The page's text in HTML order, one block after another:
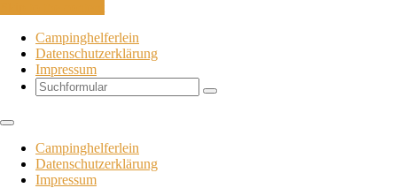
Campinghelferlein
Datenschutzerklärung
Impressum
Search
Campinghelferlein
Datenschutzerklärung
Impressum